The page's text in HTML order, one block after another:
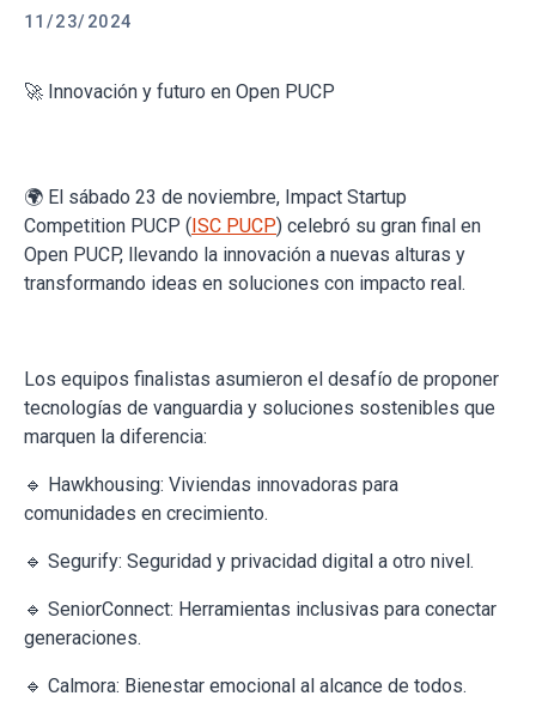
11/23/2024
🚀 Innovación y futuro en Open PUCP
🌍 El sábado 23 de noviembre, Impact Startup
Competition PUCP (ISC PUCP) celebró su gran final en
Open PUCP, llevando la innovación a nuevas alturas y
transformando ideas en soluciones con impacto real.
Los equipos finalistas asumieron el desafío de proponer
tecnologías de vanguardia y soluciones sostenibles que
marquen la diferencia:
🔹 Hawkhousing: Viviendas innovadoras para
comunidades en crecimiento.
🔹 Segurify: Seguridad y privacidad digital a otro nivel.
🔹 SeniorConnect: Herramientas inclusivas para conectar
generaciones.
🔹 Calmora: Bienestar emocional al alcance de todos.